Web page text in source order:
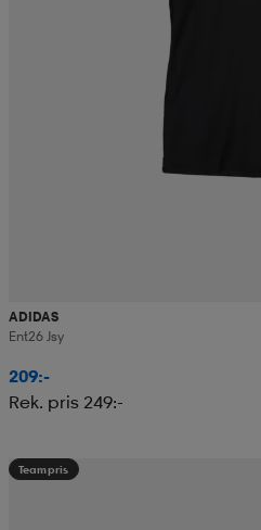
ADIDAS
Ent26 Jsy
209:-
Rek. pris 249:-
Teampris